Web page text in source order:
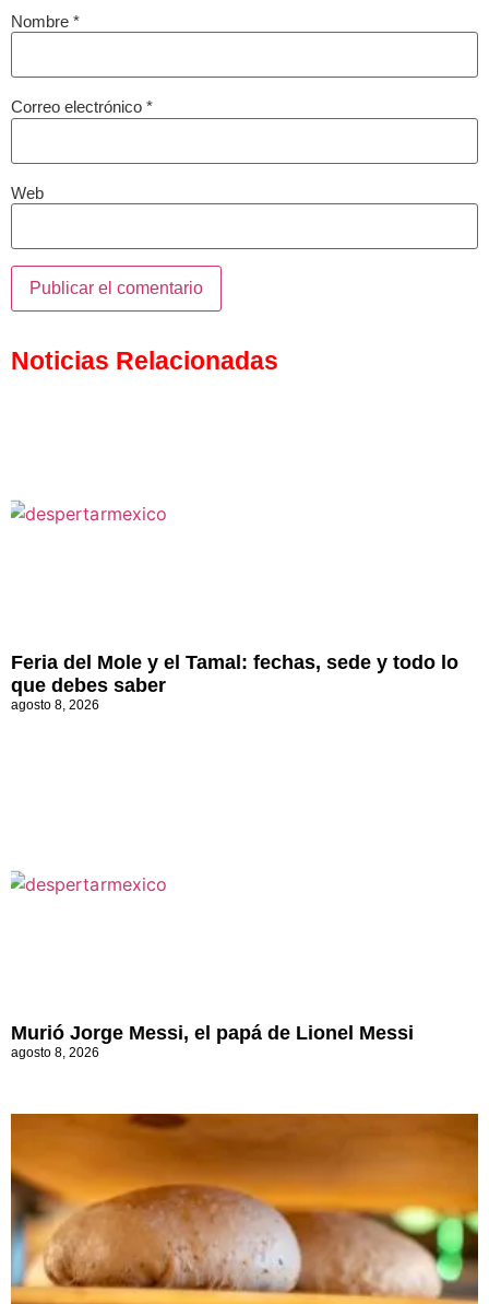
Nombre *
Correo electrónico *
Web
Noticias Relacionadas
Feria del Mole y el Tamal: fechas, sede y todo lo
que debes saber
agosto 8, 2026
Murió Jorge Messi, el papá de Lionel Messi
agosto 8, 2026